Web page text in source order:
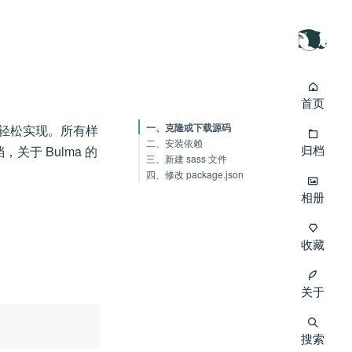
一、克隆或下载源码
二、安装依赖
三、新建 sass 文件
四、修改 package.json
松实现。所有样
关于 Bulma 的
首页
归档
相册
收藏
关于
搜索